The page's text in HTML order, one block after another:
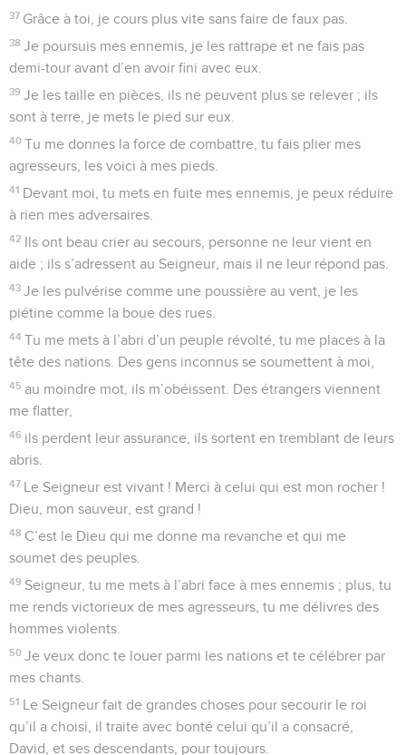
37 Grâce à toi, je cours plus vite sans faire de faux pas.
38 Je poursuis mes ennemis, je les rattrape et ne fais pas
demi-tour avant d’en avoir fini avec eux.
39 Je les taille en pièces, ils ne peuvent plus se relever ; ils
sont à terre, je mets le pied sur eux.
40 Tu me donnes la force de combattre, tu fais plier mes
agresseurs, les voici à mes pieds.
41 Devant moi, tu mets en fuite mes ennemis, je peux réduire
à rien mes adversaires.
42 Ils ont beau crier au secours, personne ne leur vient en
aide ; ils s’adressent au Seigneur, mais il ne leur répond pas.
43 Je les pulvérise comme une poussière au vent, je les
piétine comme la boue des rues.
44 Tu me mets à l’abri d’un peuple révolté, tu me places à la
tête des nations. Des gens inconnus se soumettent à moi,
45 au moindre mot, ils m’obéissent. Des étrangers viennent
me flatter,
46 ils perdent leur assurance, ils sortent en tremblant de leurs
abris.
47 Le Seigneur est vivant ! Merci à celui qui est mon rocher !
Dieu, mon sauveur, est grand !
48 C’est le Dieu qui me donne ma revanche et qui me
soumet des peuples.
49 Seigneur, tu me mets à l’abri face à mes ennemis ; plus, tu
me rends victorieux de mes agresseurs, tu me délivres des
hommes violents.
50 Je veux donc te louer parmi les nations et te célébrer par
mes chants.
51 Le Seigneur fait de grandes choses pour secourir le roi
qu’il a choisi, il traite avec bonté celui qu’il a consacré,
David, et ses descendants, pour toujours.